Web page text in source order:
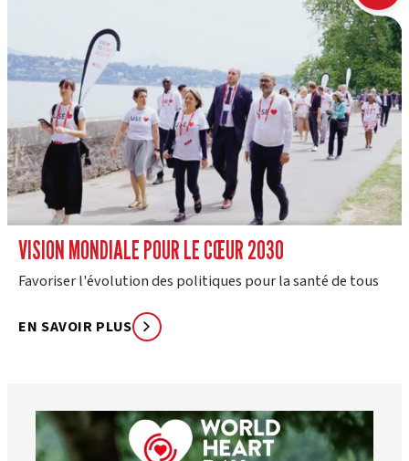
VISION MONDIALE POUR LE CŒUR 2030
Favoriser l'évolution des politiques pour la santé de tous
EN SAVOIR PLUS
worldheartfederation
6 août